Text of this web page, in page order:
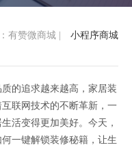
小程序商城
有赞微商城
的追求越来越高，家居装
联网技术的不断革新，一
活变得更加美好。今天，
一键解锁装修秘籍，让生